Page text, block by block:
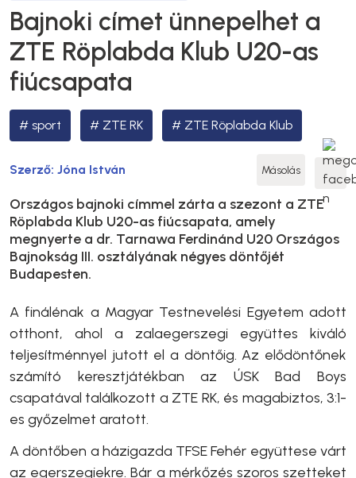
Bajnoki címet ünnepelhet a
ZTE Röplabda Klub U20-as
fiúcsapata
sport ZTE RK ZTE Röplabda Klub
Szerző: Jóna István Másolás
Országos bajnoki címmel zárta a szezont a ZTE
Röplabda Klub U20-as fiúcsapata, amely
megnyerte a dr. Tarnawa Ferdinánd U20 Országos
Bajnokság III. osztályának négyes döntőjét
Budapesten.
A finálénak a Magyar Testnevelési Egyetem adott
otthont, ahol a zalaegerszegi együttes kiváló
teljesítménnyel jutott el a döntőig. Az elődöntőnek
számító keresztjátékban az ÚSK Bad Boys
csapatával találkozott a ZTE RK, és magabiztos, 3:1-
es győzelmet aratott.
A döntőben a házigazda TFSE Fehér együttese várt
az egerszegiekre. Bár a mérkőzés szoros szetteket